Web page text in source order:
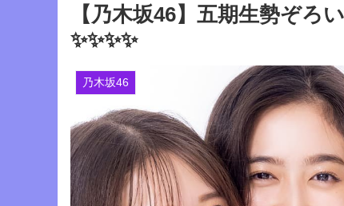
【乃木坂46】五期生勢ぞ
✨✨✨✨
乃木坂46